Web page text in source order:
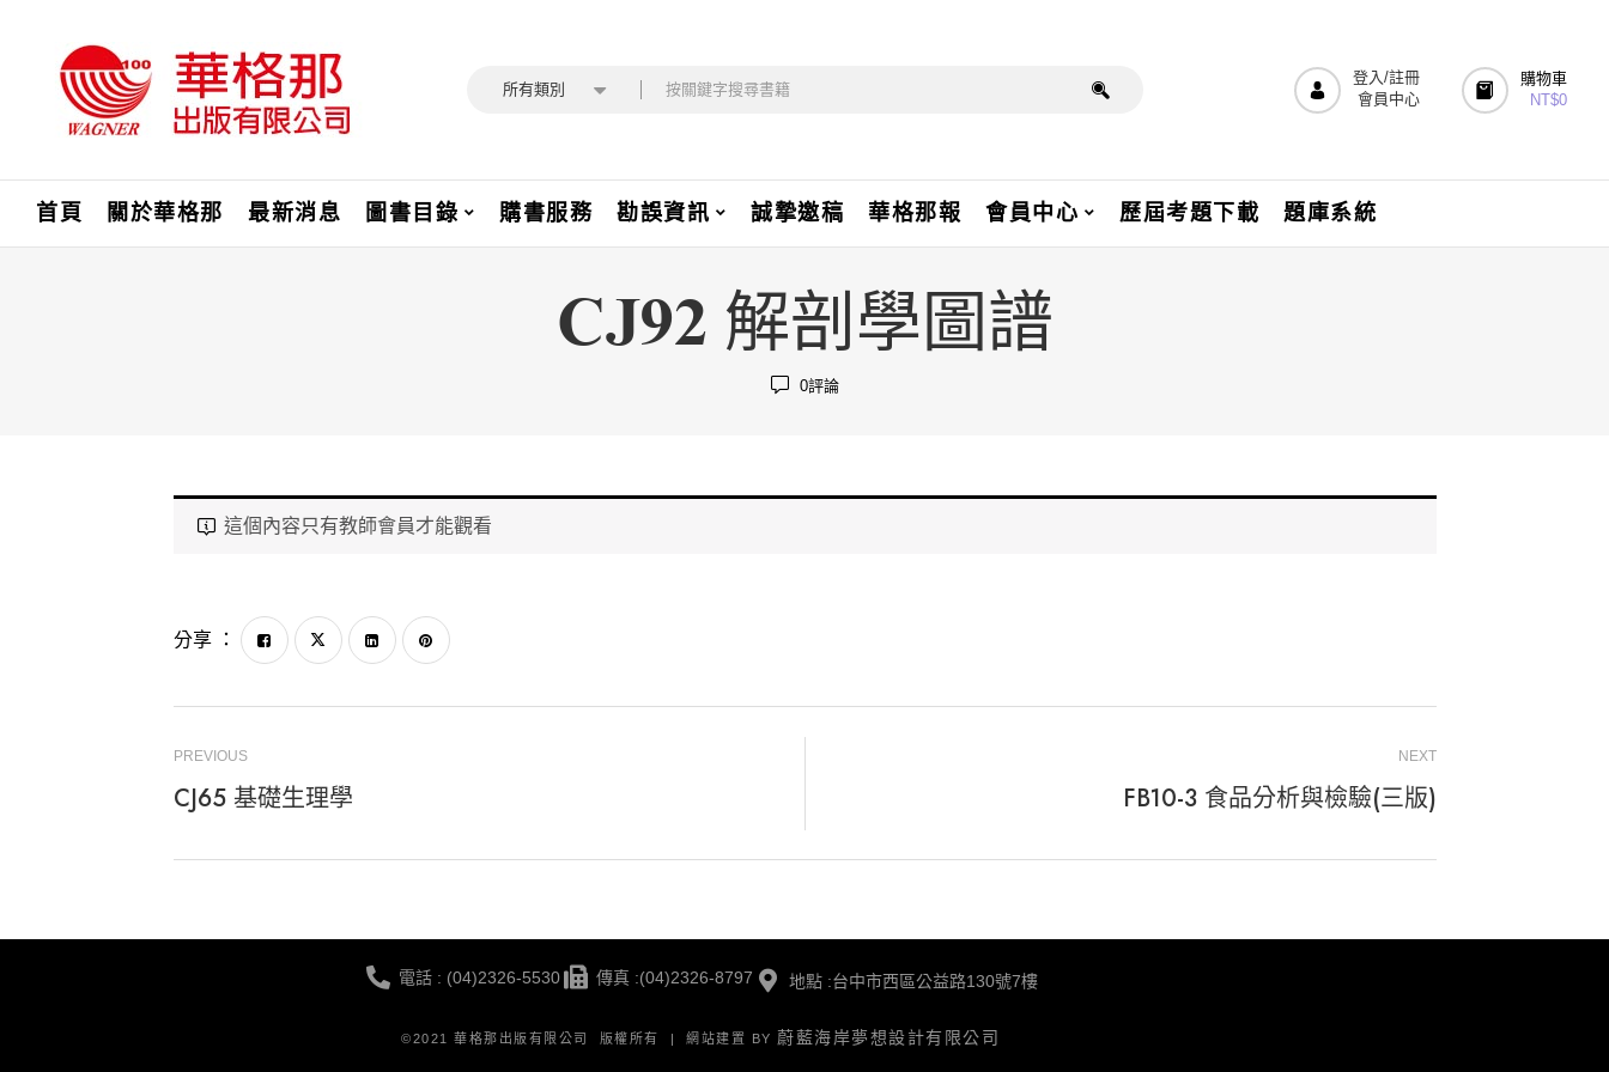
所有類別
登入/註冊
會員中心
購物車
NT$0
首頁 關於華格那 最新消息 圖書目錄 購書服務 勘誤資訊 誠摯邀稿 華格那報 會員中心 歷屆考題下載 題庫系統
CJ92 解剖學圖譜
0評論
這個內容只有教師會員才能觀看
分享 ：
PREVIOUS
CJ65 基礎生理學
NEXT
FB10-3 食品分析與檢驗(三版)
電話 : (04)2326-5530 傳真 :(04)2326-8797 地點 :台中市西區公益路130號7樓
©2021 華格那出版有限公司 版權所有 | 網站建置 BY 蔚藍海岸夢想設計有限公司